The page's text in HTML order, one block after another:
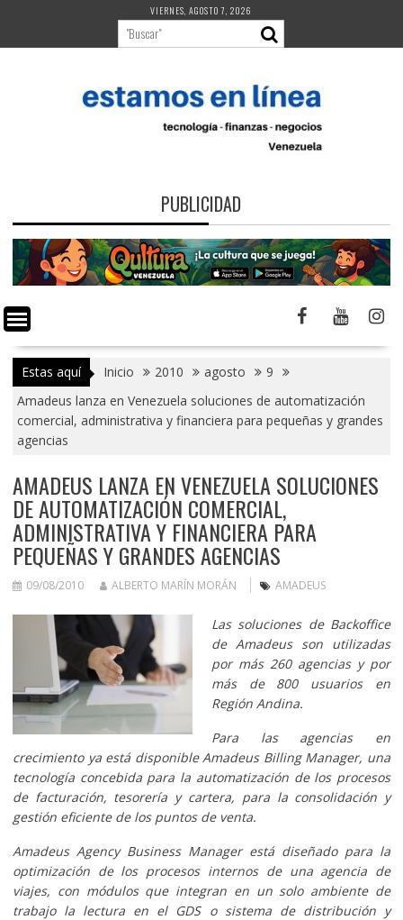
contenido
VIERNES, AGOSTO 7, 2026
PUBLICIDAD
Estas aquí Inicio 2010 agosto
9
Amadeus lanza en Venezuela soluciones de automatización
comercial, administrativa y financiera para pequeñas y grandes
agencias
AMADEUS LANZA EN VENEZUELA SOLUCIONES
DE AUTOMATIZACIÓN COMERCIAL,
ADMINISTRATIVA Y FINANCIERA PARA
PEQUEÑAS Y GRANDES AGENCIAS
09/08/2010 ALBERTO MARÍN MORÁN AMADEUS
Las soluciones de Backoffice
de Amadeus son utilizadas
por más 260 agencias y por
más de 800 usuarios en
Región Andina.
Para las agencias en
crecimiento ya está disponible Amadeus Billing Manager, una
tecnología concebida para la automatización de los procesos
de facturación, tesorería y cartera, para la consolidación y
gestión eficiente de los puntos de venta.
Amadeus Agency Business Manager está diseñado para la
optimización de los procesos internos de una agencia de
viajes, con módulos que integran en un solo ambiente de
trabajo la lectura en el GDS o sistema de distribución y